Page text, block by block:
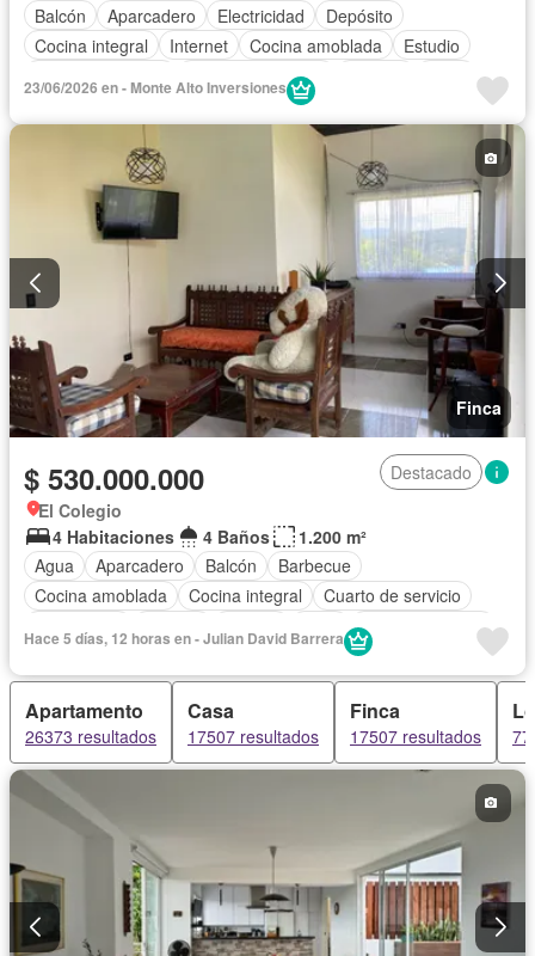
Balcón
Aparcadero Electricidad
Depósito
Cocina integral
Internet Cocina amoblada
Estudio
Cuarto de servicio
Jardín Barbecue
23/06/2026 en - Monte Alto Inversiones
Finca
$ 530.000.000
Destacado
El Colegio
4 Habitaciones
4 Baños
1.200 m²
Agua
Aparcadero Balcón
Barbecue
Cocina amoblada
Cocina integral
Cuarto de servicio
Tanque de agua
Hace 5 días, 12 horas en - Julian David Barrera
Apartamento
26373 resultados
Casa
17507 resultados
Finca
17507 resultados